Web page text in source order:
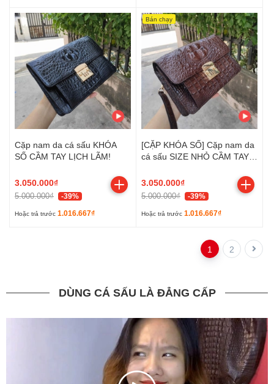
Cặp nam da cá sấu KHÓA
SỐ CẦM TAY LỊCH LÃM!
3.050.000₫
5.000.000₫ -39%
Hoặc trả trước 1.016.667₫
Bán chạy
[CẶP KHÓA SỐ] Cặp nam da
cá sấu SIZE NHỎ CẦM TAY
3.050.000₫
5.000.000₫ -39%
Hoặc trả trước 1.016.667₫
1 2
DÙNG CÁ SẤU LÀ ĐẲNG CẤP